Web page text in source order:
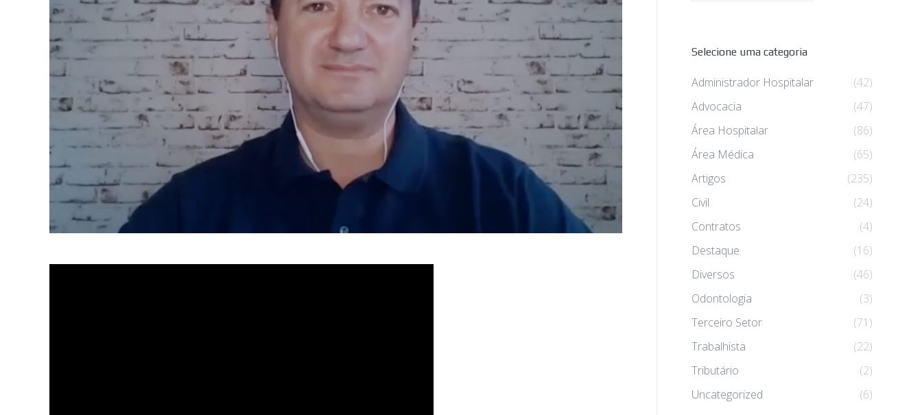
Selecione uma categoria
Administrador Hospitalar
(42)
Advocacia
(47)
Área Hospitalar
(86)
Área Médica
(65)
Artigos
(235)
Civil
(24)
Contratos
(4)
Destaque
(16)
Diversos
(46)
Odontologia
(3)
Terceiro Setor
(71)
Trabalhista
(22)
Tributário
(2)
Uncategorized
(6)